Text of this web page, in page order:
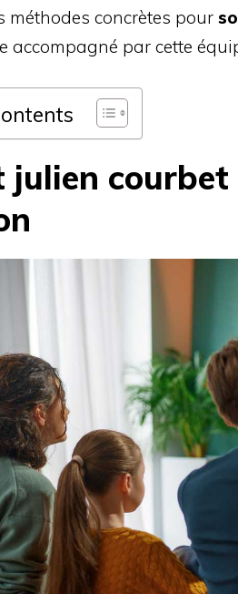
méthodes concrètes pour
accompagné par cette
julien